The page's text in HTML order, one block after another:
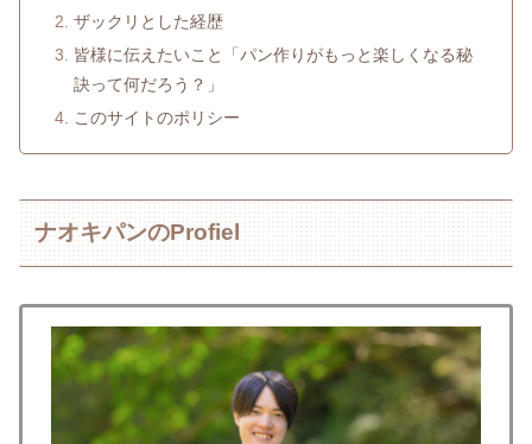
ザックリとした経歴
皆様に伝えたいこと「パン作りがもっと楽しくなる秘
訣って何だろう？」
このサイトのポリシー
ナオキパンのProfiel